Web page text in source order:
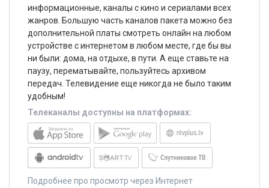
информационные, каналы с кино и сериалами всех
жанров. Большую часть каналов пакета можно без
дополнительной платы смотреть онлайн на любом
устройстве с интернетом в любом месте, где бы вы
ни были: дома, на отдыхе, в пути. А еще ставьте на
паузу, перематывайте, пользуйтесь архивом
передач. Телевидение еще никогда не было таким
удобным!
Телеканалы доступны на платформах:
Подробнее про просмотр через Интернет